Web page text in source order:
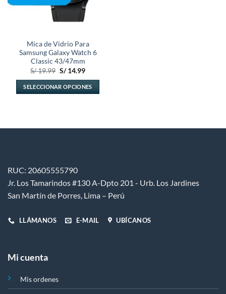
Mica de Vidrio Para
Samsung Galaxy Watch 6
Classic 43/47mm
S/19.99 El
original
era:
S/ 19.99.
S/14.99El
actual
es:
S/ 14.99.
SELECCIONAR OPCIONES
múltiples
se
pueden
elegir
página
RUC: 20605555790
Jr. Los Tamarindos #130 A-Dpto 201 - Urb. Los Jardines
San Martín de Porres, Lima – Perú
LLÁMANOS E-MAIL UBÍCANOS
Mi cuenta
Mis ordenes